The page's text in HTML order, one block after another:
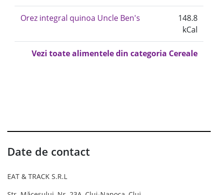
Orez integral quinoa Uncle Ben's
148.8
kCal
Vezi toate alimentele din categoria Cereale
Date de contact
EAT & TRACK S.R.L